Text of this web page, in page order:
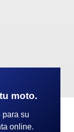
moto.
para su
online.